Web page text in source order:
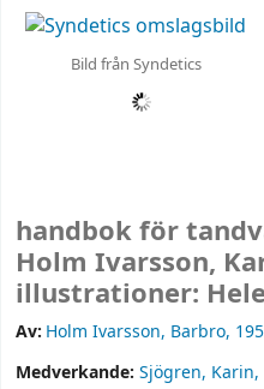
Bild från Syndetics
handbok för
Holm Ivarsson,
illustrationer:
Av: Holm Ivarsson, Barbro,
Medverkande: Sjögren, Karin,